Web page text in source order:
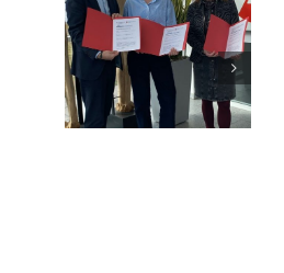
EAA bei
Radio Jade